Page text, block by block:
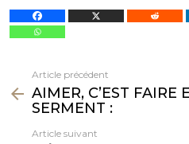
plus
Article précédent
AIMER, C’EST FAIRE
SERMENT :
Article suivant